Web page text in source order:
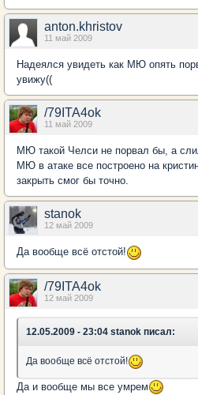
anton.khristov
11 май 2009
Надеялся увидеть как МЮ опять
увижу((
/79ITA4ok
11 май 2009
МЮ такой Челси не порвал бы, а
МЮ в атаке все построено на
закрыть смог бы точно.
stanok
12 май 2009
Да вообще всё отстой!
/79ITA4ok
12 май 2009
12.05.2009 - 23:04 stanok писал:
Да вообще всё отстой!
Да и вообще мы все умрем